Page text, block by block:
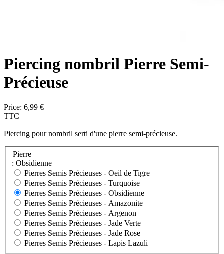
Piercing nombril Pierre Semi-
Précieuse
Price: 6,99 €
TTC
Piercing pour nombril serti d'une pierre semi-précieuse.
Pierre
: Obsidienne
Pierres Semis Précieuses - Oeil de Tigre
Pierres Semis Précieuses - Turquoise
Pierres Semis Précieuses - Obsidienne
Pierres Semis Précieuses - Amazonite
Pierres Semis Précieuses - Argenon
Pierres Semis Précieuses - Jade Verte
Pierres Semis Précieuses - Jade Rose
Pierres Semis Précieuses - Lapis Lazuli